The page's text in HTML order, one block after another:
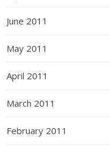
June 2011
May 2011
April 2011
March 2011
February 2011